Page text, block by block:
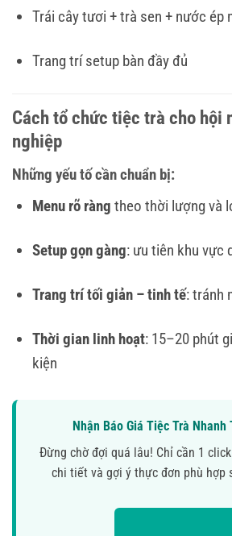
Trái cây tươi + trà sen + nước ép
Trang trí setup bàn đầy đủ
Cách tổ chức tiệc trà cho hội
nghiệp
Những yếu tố cần chuẩn bị:
Menu rõ ràng theo thời lượng và
Setup gọn gàng: ưu tiên khu vực
Trang trí tối giản – tinh tế: tránh
Thời gian linh hoạt: 15–20 phút
kiện
Nhận Báo Giá Tiệc Trà Nhanh
Đừng chờ đợi quá lâu! Chỉ cần 1
chi tiết và gợi ý thực đơn phù hợp